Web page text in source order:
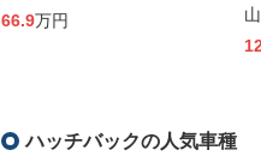
66.9万円
ハッチバックの人気車種